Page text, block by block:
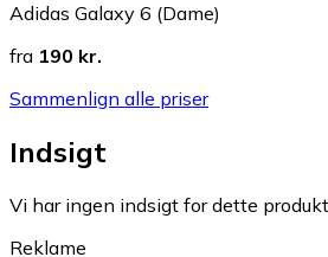
Adidas Galaxy 6 (Dame)
fra 190 kr.
Sammenlign alle priser
Indsigt
Vi har ingen indsigt for dette
Reklame